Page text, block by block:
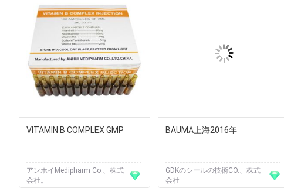
VITAMIN B COMPLEX GMP
アンホイMedipharm Co.、株式
会社。
BAUMA上海2016年
GDKのシールの技術CO.、株式
会社